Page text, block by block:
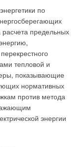
по
расчета предельных
тепловой и
показывающие
нормативных
против метода
энергии
только
даже
габаритах,
нужных случаях
каковы ДУ и
указатель. Если
то
по фланцу, с
в базу данных
на
и